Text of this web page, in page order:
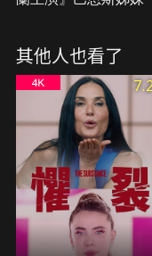
沒想到對方設下一連
須絞盡腦汁才能逃
其他人也看了